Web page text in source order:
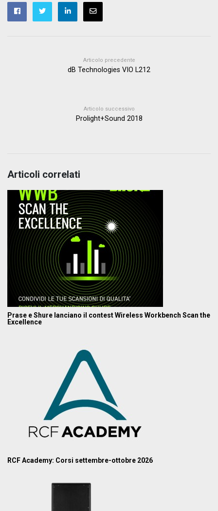
Articolo precedente
dB Technologies VIO L212
Articolo successivo
Prolight+Sound 2018
Articoli correlati
Prase e Shure lanciano il contest Wireless Workbench Scan the
Excellence
RCF Academy: Corsi settembre-ottobre 2026